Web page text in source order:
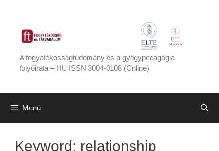
tartalomba
A fogyatékosságtudomány és a gyógypedagógia
folyóirata – HU ISSN 3004-0108 (Online)
Menü
Keyword: relationship